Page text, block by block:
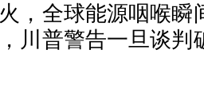
，全球能源咽喉瞬
川普警告一旦谈判